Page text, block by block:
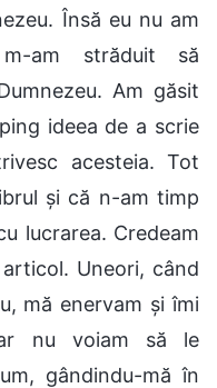
Însă eu nu am
am străduit să
Am găsit
ideea de a scrie
acesteia. Tot
și că n-am timp
lucrarea. Credeam
Uneori, când
mă enervam și îmi
nu voiam să le
gândindu-mă în